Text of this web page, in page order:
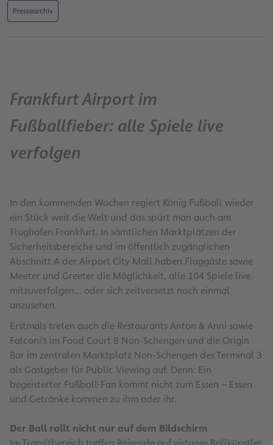
Pressearchiv
Frankfurt Airport im
Fußballfieber: alle Spiele live
verfolgen
In den kommenden Wochen regiert König Fußball wieder
ein Stück weit die Welt und das spürt man auch am
Flughafen Frankfurt. In sämtlichen Marktplätzen der
Sicherheitsbereiche und im öffentlich zugänglichen
Abschnitt A der Airport City Mall haben Fluggäste sowie
Meeter und Greeter die Möglichkeit, alle 104 Spiele live
mitzuverfolgen… oder sich zeitversetzt noch einmal
anzusehen.
Erstmals treten auch die Restaurants Anton & Anni sowie
Falconi’s im Food Court B Non-Schengen und die Origin
Bar im zentralen Marktplatz Non-Schengen des Terminal 3
als Gastgeber für Public Viewing auf. Denn: Ein
begeisterter Fußball-Fan kommt nicht zum Essen – Essen
und Getränke kommen zu ihm oder ihr.
Der Ball rollt nicht nur auf dem Bildschirm